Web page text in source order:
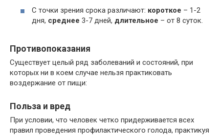
С точки зрения срока различают: короткое – 1-2
дня, среднее 3-7 дней, длительное – от 8 суток.
Противопоказания
Существует целый ряд заболеваний и состояний, при
которых ни в коем случае нельзя практиковать
воздержание от пищи:
Польза и вред
При условии, что человек четко придерживается всех
правил проведения профилактического голода, практикуя